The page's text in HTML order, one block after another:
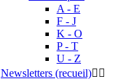
A - E
F - J
K - O
P - T
U - Z
Newsletters (recueil) 